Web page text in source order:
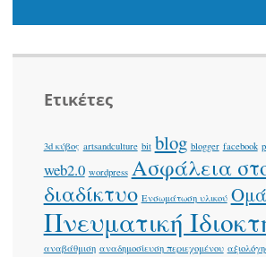
Ετικέτες
3d κύβος artsandculture bit blog blogger facebook
web2.0 wordpress Ασφάλεια
διαδίκτυο Ενσωμάτωση υλικού
Πνευματική
αναβάθμιση αναδημοσίευση περιεχομένου